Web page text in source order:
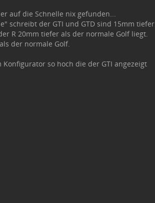
auf die Schnelle nix gefunden...
schreibt der GTI und GTD sind 15mm tiefer
R 20mm tiefer als der normale Golf liegt.
der normale Golf.
so hoch die der GTI angezeigt